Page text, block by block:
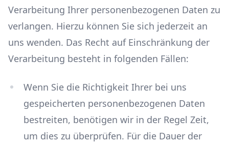
Verarbeitung Ihrer personenbezogenen Daten zu
verlangen. Hierzu können Sie sich jederzeit an
uns wenden. Das Recht auf Einschränkung der
Verarbeitung besteht in folgenden Fällen:
Wenn Sie die Richtigkeit Ihrer bei uns
gespeicherten personenbezogenen Daten
bestreiten, benötigen wir in der Regel Zeit,
um dies zu überprüfen. Für die Dauer der